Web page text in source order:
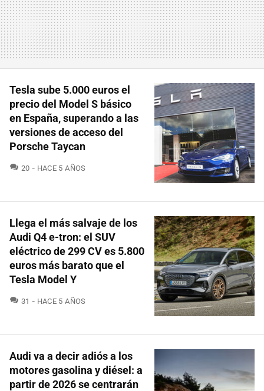
Tesla sube 5.000 euros el
precio del Model S básico
en España, superando a las
versiones de acceso del
Porsche Taycan
20 COMENTARIOS
HACE 5 AÑOS
Llega el más salvaje de los
Audi Q4 e-tron: el SUV
eléctrico de 299 CV es 5.800
euros más barato que el
Tesla Model Y
31 COMENTARIOS
HACE 5 AÑOS
Audi va a decir adiós a los
motores gasolina y diésel: a
partir de 2026 se centrarán